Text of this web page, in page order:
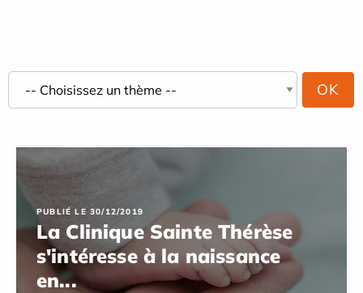
PUBLIÉ LE 30/12/2019
La Clinique Sainte Thérèse
s'intéresse à la naissance
en...